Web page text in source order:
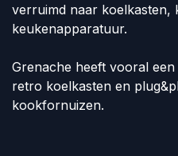
verruimd naar koelkasten,
keukenapparatuur.
Grenache heeft vooral
retro koelkasten en
kookfornuizen.